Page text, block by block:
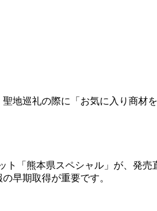
地巡礼の際に「お気に入り商材
「熊本県スペシャル」が、発
早期取得が重要です。